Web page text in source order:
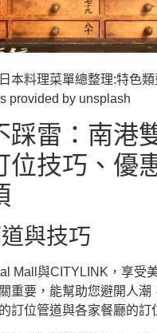
本料理菜單總整理:特色
provided by unsplash
踩雷：南港
位技巧、優
與技巧
Mall與CITYLINK，享受
重要，能幫助您避開人潮
訂位管道與各家餐廳的訂